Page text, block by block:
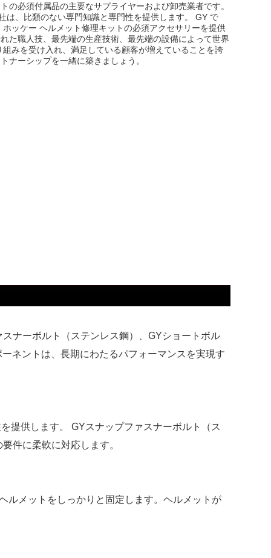
の必須付属品の主要なサプライヤーおよび卸売業者です。
は、比類のない専門知識と専門性を提供します。 GY で
ッケー ヘルメット修理キットの必須アクセサリーを提供
た職人技、最先端の生産技術、最先端の設備によって世界
みを受け入れ、満足している顧客が増えていることを誇
ナーシップを一緒に築きましょう。
ナーボルト（ステンレス鋼）、GYショートボル
ネントは、長期にわたるパフォーマンスを実現す
提供します。 GYスナップファスナーボルト（ス
件に柔軟に対応します。
ルメットをしっかりと固定します。ヘルメットが